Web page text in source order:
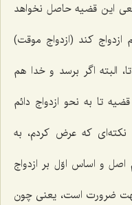
این قضیه حاصل نخواهد
كند (ازدواج موقت)
البته اگر برسد و خدا هم
تا به نحو ازدواج دائم
نكته‌ای كه عرض كردم، به
و اساس اوّل بر ازدواج
ضرورت است، یعنی چون